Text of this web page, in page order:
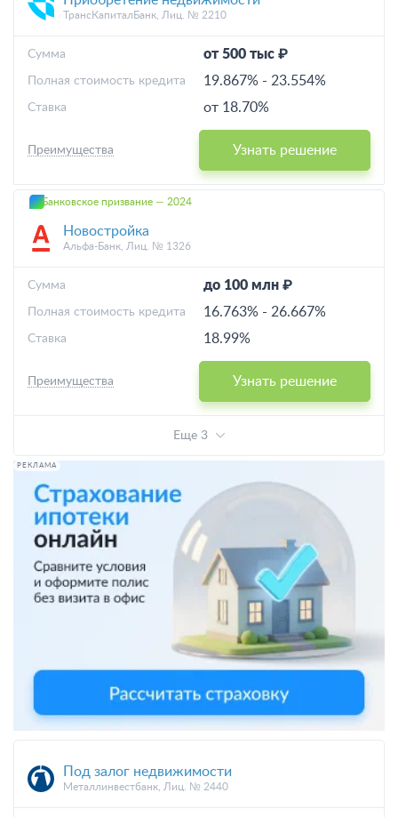
ТрансКапиталБанк, Лиц. № 2210
от 500 тыс ₽
Cумма
19.867% - 23.554%
Полная стоимость кредита
от 18.70%
Ставка
Узнать решение
Преимущества
Банковское призвание — 2024
Новостройка
Альфа-Банк, Лиц. № 1326
до 100 млн ₽
Cумма
16.763% - 26.667%
Полная стоимость кредита
18.99%
Ставка
Узнать решение
Преимущества
Еще 3
РЕКЛАМА
Под залог недвижимости
Металлинвестбанк, Лиц. № 2440